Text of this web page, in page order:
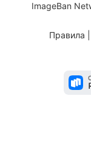
ImageBan
Правила